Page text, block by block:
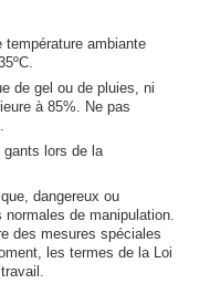
température ambiante
de gel ou de pluies, ni
à 85%. Ne pas
gants lors de la
dangereux ou
de manipulation.
des mesures spéciales
les termes de la Loi